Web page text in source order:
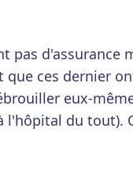
pas d'assurance
que ces dernier
eux-
l'hôpital du tout).